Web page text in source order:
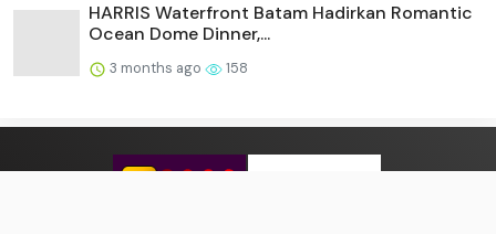
HARRIS Waterfront Batam Hadirkan Romantic
Ocean Dome Dinner,...
3 months ago 158